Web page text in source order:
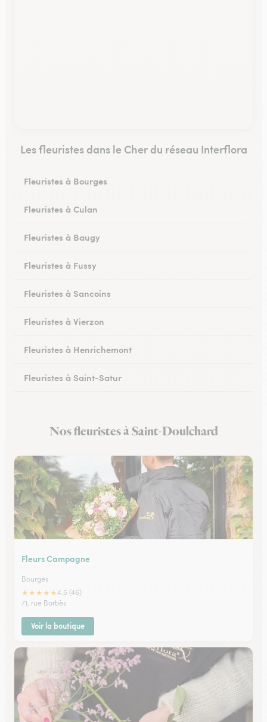
Les fleuristes dans le Cher du réseau Interflora
Fleuristes à Bourges
Fleuristes à Culan
Fleuristes à Baugy
Fleuristes à Fussy
Fleuristes à Sancoins
Fleuristes à Vierzon
Fleuristes à Henrichemont
Fleuristes à Saint-Satur
Fleuristes à Mehun-sur-Yèvre
Nos fleuristes à Saint-Doulchard
Fleurs Campagne
Bourges
★★★★★4.5 (46)
71, rue Barbès
Voir la boutique